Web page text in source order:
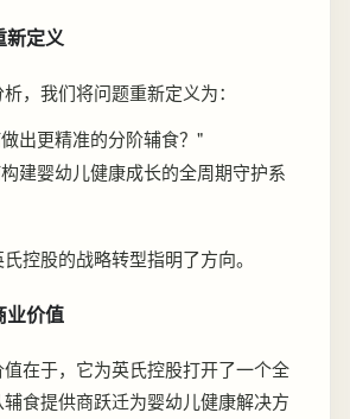
新定义
，我们将问题重新定义为：
出更精准的分阶辅食？"
建婴幼儿健康成长的全周期守护系
控股的战略转型指明了方向。
业价值
在于，它为英氏控股打开了一个全
食提供商跃迁为婴幼儿健康解决方